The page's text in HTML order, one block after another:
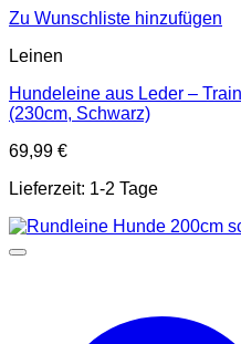
Zu Wunschliste hinzufügen
Leinen
Hundeleine aus Leder –
(230cm, Schwarz)
69,99 €
Lieferzeit: 1-2 Tage